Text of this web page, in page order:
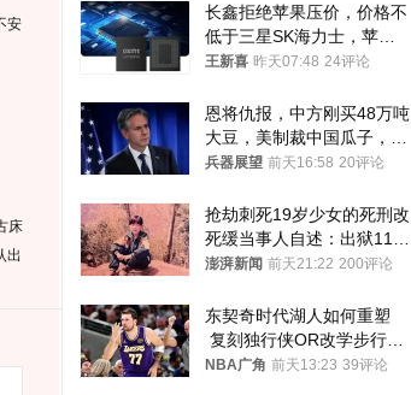
安
床
出
长鑫拒绝苹果压价，价格不
低于三星SK海力士，苹果
失去了议价权
王新喜 昨天07:48 24评论
恩将仇报，中方刚买48万吨
大豆，美制裁中国瓜子，布
林肯措辞变了
兵器展望 前天16:58 20评论
抢劫刺死19岁少女的死刑改
死缓当事人自述：出狱11年
间始终刻意躲避被害人家属
澎湃新闻 前天21:22 200评论
东契奇时代湖人如何重塑
复刻独行侠OR改学步行
者？
NBA广角 前天13:23 39评论